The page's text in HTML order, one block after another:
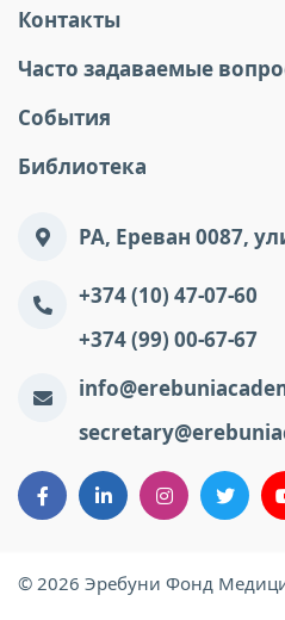
Контакты
Часто задаваемые
События
Библиотека
РА, Ереван 0087,
+374 (10) 47-07-60
+374 (99) 00-67-67
© 2026 Эребуни Фонд